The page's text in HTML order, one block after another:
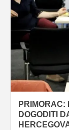
PRIMORAC:
DOGODITI